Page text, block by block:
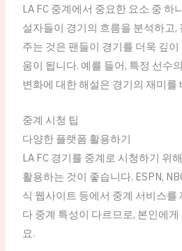
LA FC 중계에서 중요한 요소 중 하
설자들이 경기의 흐름을 분석하고,
주는 것은 팬들이 경기를 더욱 깊
움이 됩니다. 예를 들어, 특정 선수
변화에 대한 해설은 경기의 재미를
중계 시청 팁
다양한 플랫폼 활용하기
LA FC 경기를 중계로 시청하기 위
활용하는 것이 좋습니다. ESPN,
식 웹사이트 등에서 중계 서비스를
다 중계 특성이 다르므로, 본인에
요.